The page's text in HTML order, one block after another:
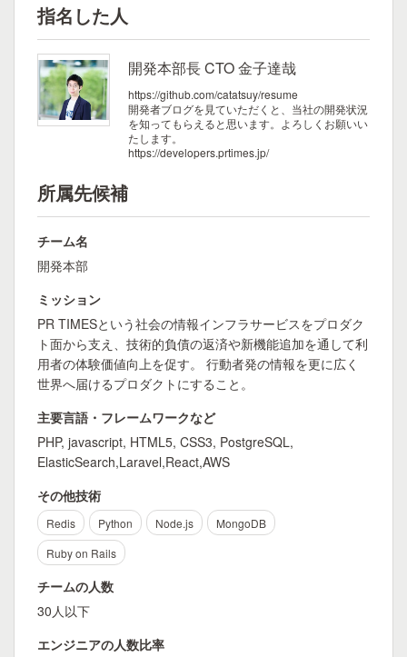
指名した人
開発本部長 CTO 金子達哉
https://github.com/catatsuy/resume
開発者ブログを見ていただくと、当社の開発状況
を知ってもらえると思います。よろしくお願いい
たします。
https://developers.prtimes.jp/
所属先候補
チーム名
開発本部
ミッション
PR TIMESという社会の情報インフラサービスをプロダク
ト面から支え、技術的負債の返済や新機能追加を通して利
用者の体験価値向上を促す。 行動者発の情報を更に広く
世界へ届けるプロダクトにすること。
主要言語・フレームワークなど
PHP, javascript, HTML5, CSS3, PostgreSQL,
ElasticSearch,Laravel,React,AWS
その他技術
Redis Python Node.js
MongoDB
Ruby on Rails
チームの人数
30人以下
エンジニアの人数比率